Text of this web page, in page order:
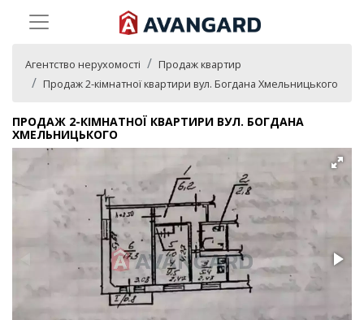
Агентство нерухомості
Продаж квартир
Продаж 2-кімнатної квартири вул. Богдана Хмельницького
ПРОДАЖ 2-КІМНАТНОЇ КВАРТИРИ ВУЛ. БОГДАНА
ХМЕЛЬНИЦЬКОГО